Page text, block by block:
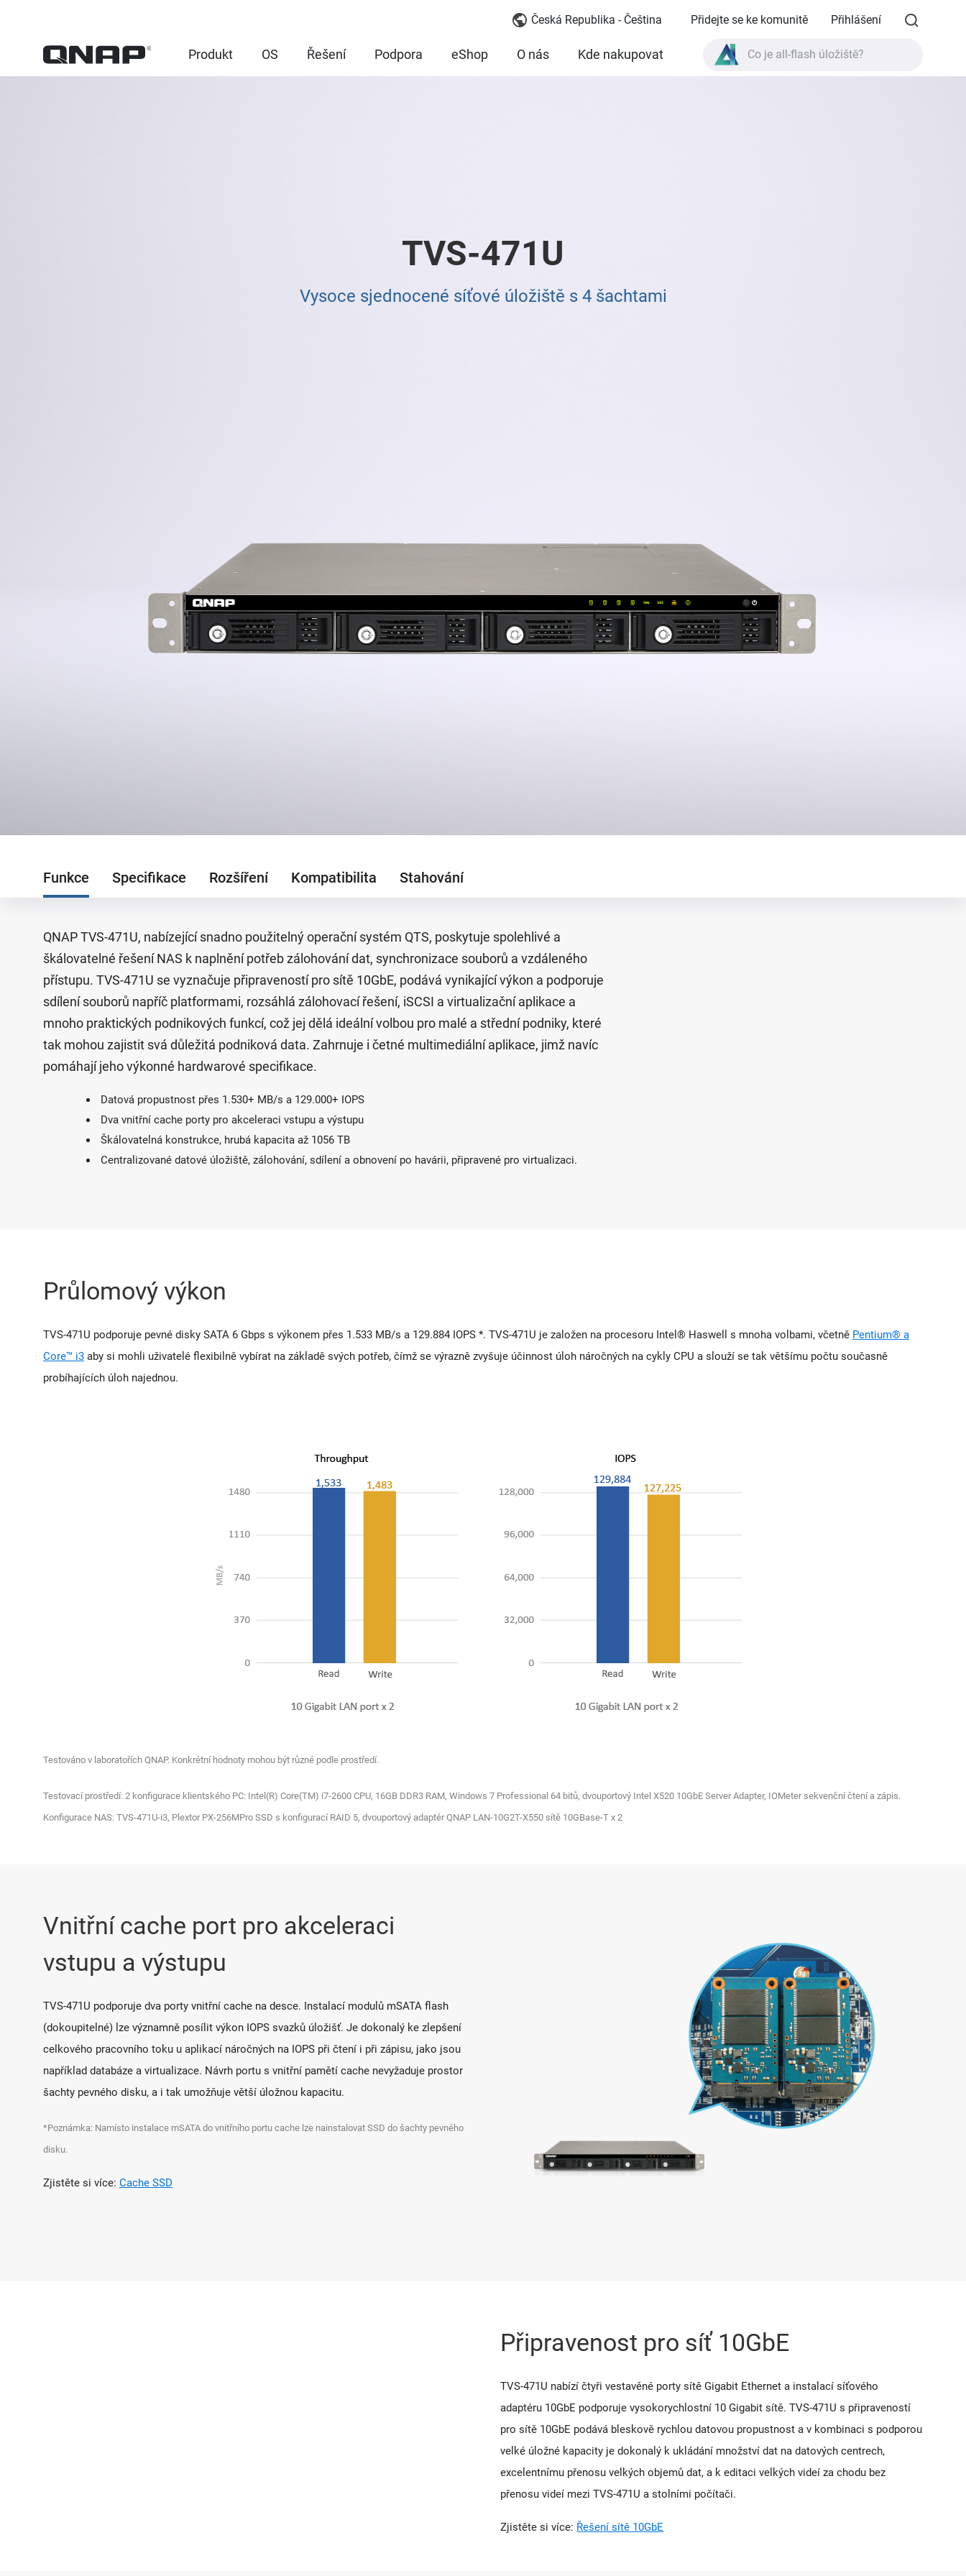
Česká Republika - Čeština Přidejte se ke komunitě Přihlášení
Produkt OS Řešení Podpora eShop O nás Kde nakupovat Co je all-flash úložiště?
TVS-471U
Vysoce sjednocené síťové úložiště s 4 šachtami
Funkce Specifikace Rozšíření Kompatibilita Stahování
QNAP TVS-471U, nabízející snadno použitelný operační systém QTS, poskytuje spolehlivé a
škálovatelné řešení NAS k naplnění potřeb zálohování dat, synchronizace souborů a vzdáleného
přístupu. TVS-471U se vyznačuje připraveností pro sítě 10GbE, podává vynikající výkon a podporuje
sdílení souborů napříč platformami, rozsáhlá zálohovací řešení, iSCSI a virtualizační aplikace a
mnoho praktických podnikových funkcí, což jej dělá ideální volbou pro malé a střední podniky, které
tak mohou zajistit svá důležitá podniková data. Zahrnuje i četné multimediální aplikace, jimž navíc
pomáhají jeho výkonné hardwarové specifikace.
Datová propustnost přes 1.530+ MB/s a 129.000+ IOPS
Dva vnitřní cache porty pro akceleraci vstupu a výstupu
Škálovatelná konstrukce, hrubá kapacita až 1056 TB
Centralizované datové úložiště, zálohování, sdílení a obnovení po havárii, připravené pro virtualizaci.
Průlomový výkon
TVS-471U podporuje pevné disky SATA 6 Gbps s výkonem přes 1.533 MB/s a 129.884 IOPS *. TVS-471U je založen na procesoru Intel® Haswell s mnoha volbami, včetně Pentium® a
Core™ i3 aby si mohli uživatelé flexibilně vybírat na základě svých potřeb, čímž se výrazně zvyšuje účinnost úloh náročných na cykly CPU a slouží se tak většímu počtu současně
probíhajících úloh najednou.
Testováno v laboratořích QNAP. Konkrétní hodnoty mohou být různé podle prostředí.
Testovací prostředí: 2 konfigurace klientského PC: Intel(R) Core(TM) i7-2600 CPU, 16GB DDR3 RAM, Windows 7 Professional 64 bitů, dvouportový Intel X520 10GbE Server Adapter, IOMeter sekvenční čtení a zápis.
Konfigurace NAS: TVS-471U-i3, Plextor PX-256MPro SSD s konfigurací RAID 5, dvouportový adaptér QNAP LAN-10G2T-X550 sítě 10GBase-T x 2
Vnitřní cache port pro akceleraci
vstupu a výstupu
TVS-471U podporuje dva porty vnitřní cache na desce. Instalací modulů mSATA flash
(dokoupitelné) lze významně posílit výkon IOPS svazků úložišť. Je dokonalý ke zlepšení
celkového pracovního toku u aplikací náročných na IOPS při čtení i při zápisu, jako jsou
například databáze a virtualizace. Návrh portu s vnitřní pamětí cache nevyžaduje prostor
šachty pevného disku, a i tak umožňuje větší úložnou kapacitu.
*Poznámka: Namísto instalace mSATA do vnitřního portu cache lze nainstalovat SSD do šachty pevného
disku.
Zjistěte si více: Cache SSD
Připravenost pro síť 10GbE
TVS-471U nabízí čtyři vestavěné porty sítě Gigabit Ethernet a instalací síťového
adaptéru 10GbE podporuje vysokorychlostní 10 Gigabit sítě. TVS-471U s připraveností
pro sítě 10GbE podává bleskově rychlou datovou propustnost a v kombinaci s podporou
velké úložné kapacity je dokonalý k ukládání množství dat na datových centrech,
excelentnímu přenosu velkých objemů dat, a k editaci velkých videí za chodu bez
přenosu videí mezi TVS-471U a stolními počítači.
Zjistěte si více: Řešení sítě 10GbE